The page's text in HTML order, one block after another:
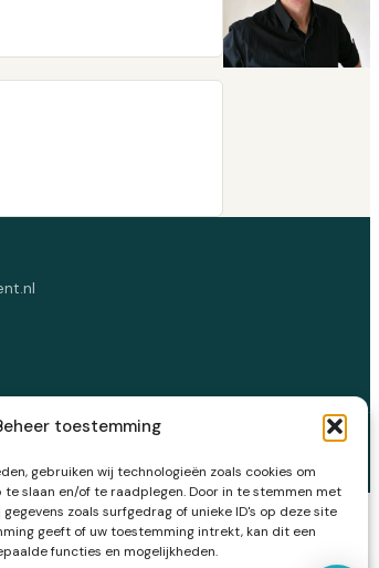
toestemming
gebruiken wij technologieën zoals cookies om
slaan en/of te raadplegen. Door in te stemmen met
zoals surfgedrag of unieke ID's op deze site
geeft of uw toestemming intrekt, kan dit een
functies en mogelijkheden.